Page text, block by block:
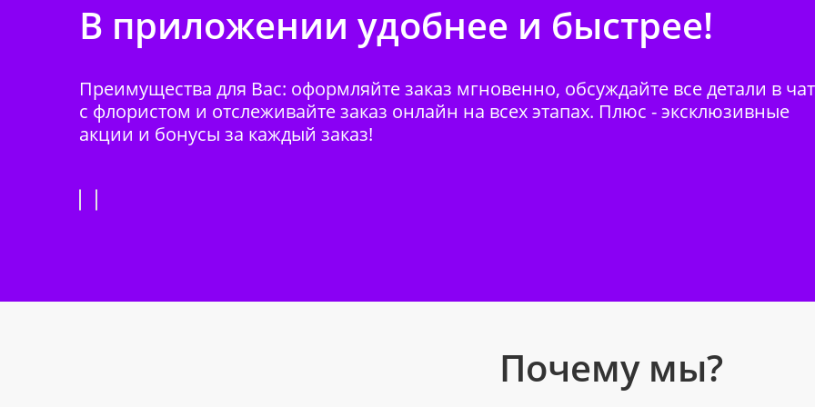
В приложении удобнее и быстрее!
Преимущества для Вас: оформляйте заказ мгновенно, обсуждайте все детали в
с флористом и отслеживайте заказ онлайн на всех этапах. Плюс - эксклюзивные
акции и бонусы за каждый заказ!
Почему мы?